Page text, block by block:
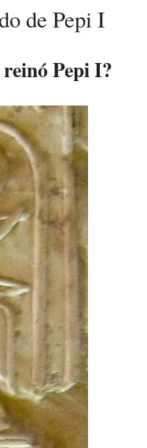
de Pepi I
reinó Pepi I?